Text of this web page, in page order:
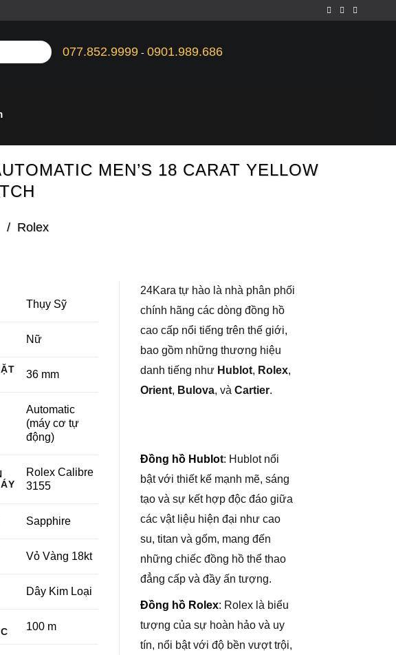
077.852.9999- 0901.989.686
MEN’S 18 CARAT YELLOW
/ Rolex
Thụy Sỹ
Nữ
36 mm
Automatic
(máy cơ tự
động)
Rolex Calibre
3155
Sapphire
Vỏ Vàng 18kt
Dây Kim Loại
100 m
24Kara tự hào là nhà phân phối
chính hãng các dòng đồng hồ
cao cấp nổi tiếng trên thế giới,
bao gồm những thương hiệu
danh tiếng như Hublot, Rolex,
Orient, Bulova, và Cartier.
Đồng hồ Hublot: Hublot nổi
bật với thiết kế mạnh mẽ, sáng
tạo và sự kết hợp độc đáo giữa
các vật liệu hiện đại như cao
su, titan và gốm, mang đến
những chiếc đồng hồ thể thao
đẳng cấp và đầy ấn tượng.
Đồng hồ Rolex: Rolex là biểu
tượng của sự hoàn hảo và uy
tín, nổi bật với độ bền vượt trội,